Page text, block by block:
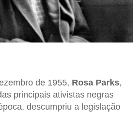
de 1955, Rosa Parks,
principais ativistas negras
descumpriu a legislação